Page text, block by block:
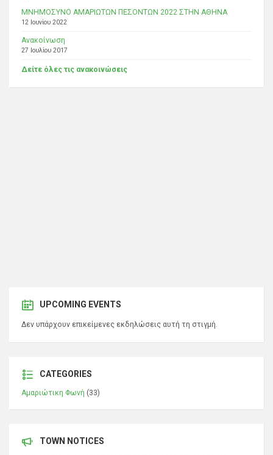
ΜΝΗΜΟΣΥΝΟ ΑΜΑΡΙΩΤΩΝ ΠΕΣΟΝΤΩΝ 2022 ΣΤΗΝ ΑΘΗΝΑ
12 Ιουνίου 2022
Ανακοίνωση
27 Ιουλίου 2017
Δείτε όλες τις ανακοινώσεις
UPCOMING EVENTS
Δεν υπάρχουν επικείμενες εκδηλώσεις αυτή τη στιγμή.
CATEGORIES
Αμαριώτικη Φωνή (33)
TOWN NOTICES